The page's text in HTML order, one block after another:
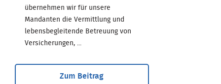
übernehmen wir für unsere
Mandanten die Vermittlung und
lebensbegleitende Betreuung von
Versicherungen, ...
Zum Beitrag